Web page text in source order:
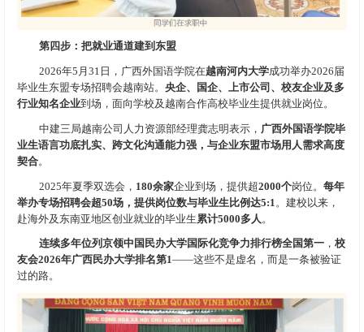
第四步：把就业通道建到东盟
2026年5月31日，广西外国语学院在越南河内大学成功举办2026届
毕业生东盟专场招聘会越南站。 央企、国企、上市公司、校友企业及多
行业知名企业到场，面向学校及越南合作高校毕业生提供就业岗位。
中建三局越南公司人力资源部经理龚志明表示， 广西外国语学院毕
业生语言功底扎实、跨文化沟通能力强，与企业东盟市场用人需求高度
契合。
2025年夏季双选会， 180余家企业到场，提供超2000个岗位。 每年
举办专场招聘会超50场，提供岗位数与毕业生比例达5:1 。建校以来，
赴海外及东南亚地区创业就业的毕业生累计5000多人 。
连续多年位列京领中国民办大学国际化竞争力排行榜全国第一， 校
友会2026年广西民办大学排名第1——这些不是虚名，而是一条被验证
过的路。